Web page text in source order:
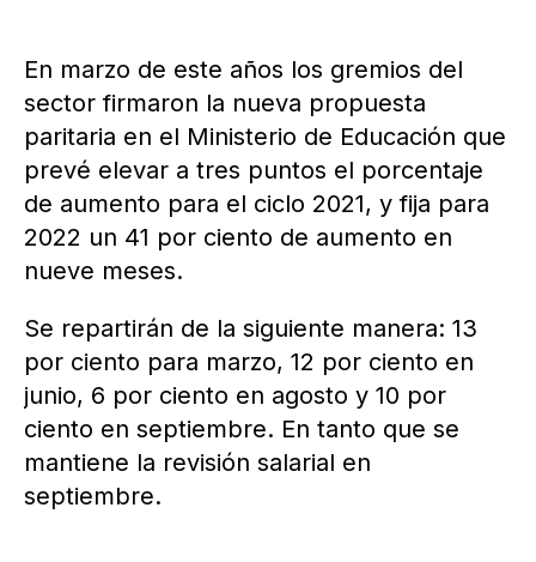
En marzo de este años los gremios del
sector firmaron la nueva propuesta
paritaria en el Ministerio de Educación que
prevé elevar a tres puntos el porcentaje
de aumento para el ciclo 2021, y fija para
2022 un 41 por ciento de aumento en
nueve meses.
Se repartirán de la siguiente manera: 13
por ciento para marzo, 12 por ciento en
junio, 6 por ciento en agosto y 10 por
ciento en septiembre. En tanto que se
mantiene la revisión salarial en
septiembre.